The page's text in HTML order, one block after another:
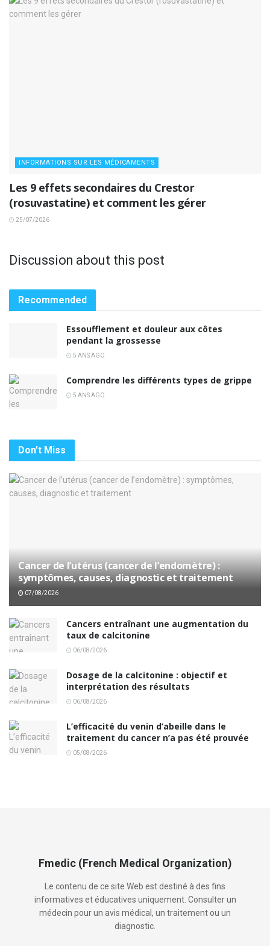
INFORMATIONS SUR LES MÉDICAMENTS
Les 9 effets secondaires du Crestor
(rosuvastatine) et comment les gérer
25/07/2026
Discussion about this post
Recommended
Essoufflement et douleur aux côtes
pendant la grossesse
5 ANS AGO
Comprendre les différents types de grippe
5 ANS AGO
Don't Miss
Cancer de l’utérus (cancer de l’endomètre) :
symptômes, causes, diagnostic et traitement
07/08/2026
Cancers entraînant une augmentation du
taux de calcitonine
06/08/2026
Dosage de la calcitonine : objectif et
interprétation des résultats
06/08/2026
L’efficacité du venin d’abeille dans le
traitement du cancer n’a pas été prouvée
05/08/2026
Fmedic (French Medical Organization)
Le contenu de ce site Web est destiné à des fins
informatives et éducatives uniquement. Consulter un
médecin pour un avis médical, un traitement ou un
diagnostic.